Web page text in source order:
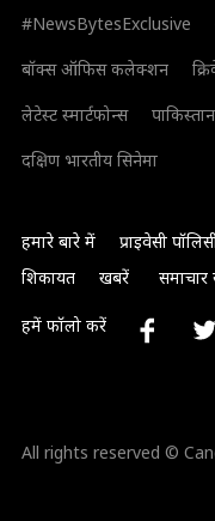
#NewsBytesExclusive
बॉक्स ऑफिस कलेक्शन
लेटेस्ट स्मार्टफोन्स
दक्षिण भारतीय सिनेमा
हमारे बारे में प्राइवेसी
शिकायत
खबरें समाचार
हमें फॉलो करें
All rights reserved ©